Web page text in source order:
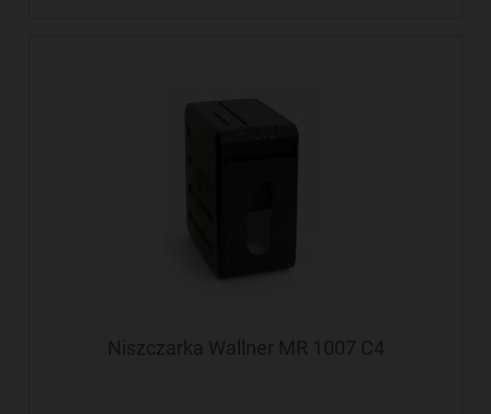
Niszczarka Wallner MR 1007 C4